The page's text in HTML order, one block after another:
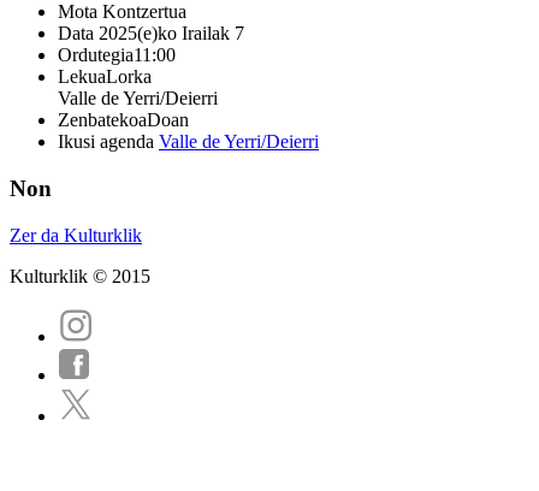
Mota Kontzertua
Data 2025(e)ko Irailak 7
Ordutegia11:00
LekuaLorka
Valle de Yerri/Deierri
ZenbatekoaDoan
Ikusi agenda Valle de Yerri/Deierri
Non
Zer da Kulturklik
Kulturklik © 2015